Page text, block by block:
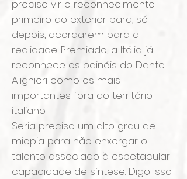
preciso vir o reconhecimento
primeiro do exterior para, só
depois, acordarem para a
realidade. Premiado, a Itália já
reconhece os painéis do Dante
Alighieri como os mais
importantes fora do território
italiano.
Seria preciso um alto grau de
miopia para não enxergar o
talento associado à espetacular
capacidade de síntese. Digo isso